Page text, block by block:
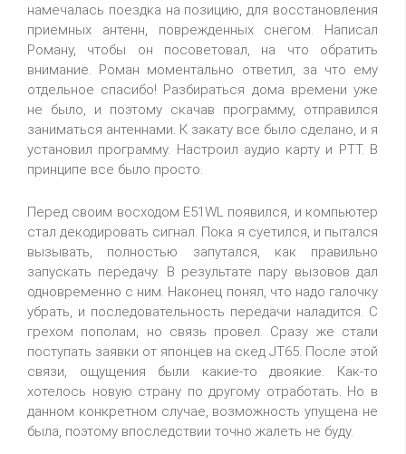
намечалась поездка на позицию, для восстановления
приемных антенн, поврежденных снегом. Написал
Роману, чтобы он посоветовал, на что обратить
внимание. Роман моментально ответил, за что ему
отдельное спасибо! Разбираться дома времени уже
не было, и поэтому скачав программу, отправился
заниматься антеннами. К закату все было сделано, и я
установил программу. Настроил аудио карту и PTT. В
принципе все было просто.
Перед своим восходом E51WL появился, и компьютер
стал декодировать сигнал. Пока я суетился, и пытался
вызывать, полностью запутался, как правильно
запускать передачу. В результате пару вызовов дал
одновременно с ним. Наконец понял, что надо галочку
убрать, и последовательность передачи наладится. С
грехом пополам, но связь провел. Сразу же стали
поступать заявки от японцев на скед JT65. После этой
связи, ощущения были какие-то двоякие. Как-то
хотелось новую страну по другому отработать. Но в
данном конкретном случае, возможность упущена не
была, поэтому впоследствии точно жалеть не буду.